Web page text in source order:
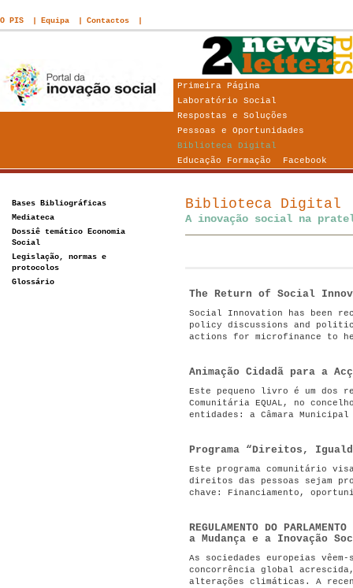
O PIS Equipa Contactos
Primeira Página
Laboratório Social
Respostas e Soluções
Pessoas e Oportunidades
Biblioteca Digital
Educação Formação
Facebook
Biblioteca Digital
A inovação social na
The Return of Social
Social Innovation has been
policy discussions and
actions for microfinance to
Animação Cidadã para a
Este pequeno livro é um dos
Comunitária EQUAL, no
entidades: a Câmara
Programa “Direitos,
Este programa comunitário
direitos das pessoas sejam
chave: Financiamento,
REGULAMENTO DO
a Mudança e a Inovação
As sociedades europeias
concorrência global
alterações climáticas. A
Bases Bibliográficas
Mediateca
Dossiê temático Economia
Social
Legislação, normas e
protocolos
Glossário